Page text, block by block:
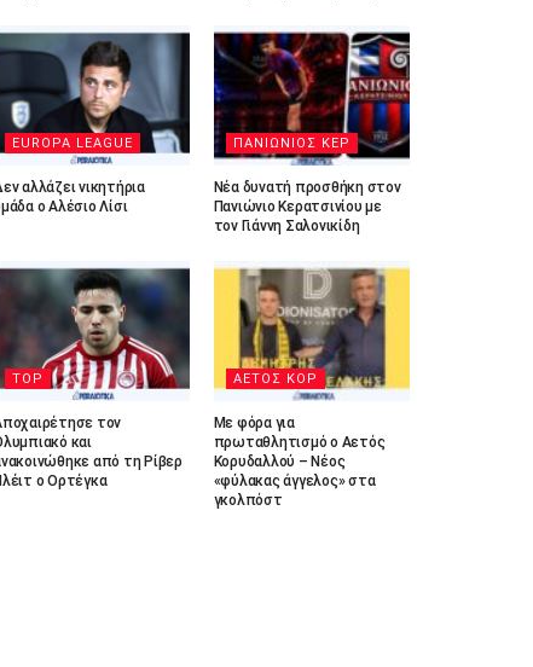
EUROPA LEAGUE
αλλάζει νικητήρια
ο Αλέσιο Λίσι
ΠΑΝΙΩΝΙΟΣ ΚΕΡ
Νέα δυνατή προσθήκη στον
Πανιώνιο Κερατσινίου με
τον Γιάννη Σαλονικίδη
TOP
τον
και
από τη Ρίβερ
ο Ορτέγκα
ΑΕΤΟΣ ΚΟΡ
Με φόρα για
πρωταθλητισμό ο Αετός
Κορυδαλλού – Νέος
«φύλακας άγγελος» στα
γκολπόστ